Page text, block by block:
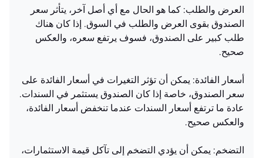
العرض والطلب: كما هو الحال مع أي أصل آخر، يتأثر سعر
الصندوق بقوى العرض والطلب في السوق. إذا كان هناك
طلب كبير على الصندوق، فسوف يرتفع سعره، والعكس
صحيح.
أسعار الفائدة: يمكن أن تؤثر التغيرات في أسعار الفائدة على
سعر الصندوق، خاصة إذا كان الصندوق يستثمر في السندات.
عادة ما ترتفع أسعار السندات عندما تنخفض أسعار الفائدة،
والعكس صحيح.
التضخم: يمكن أن يؤدي التضخم إلى تآكل قيمة الاستثمارات،